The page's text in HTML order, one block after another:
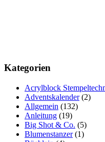
Kategorien
Acrylblock
Adventskalender(2)
Allgemein (132)
Anleitung (19)
Big Shot & Co. (5)
Blumenstanzer(1)